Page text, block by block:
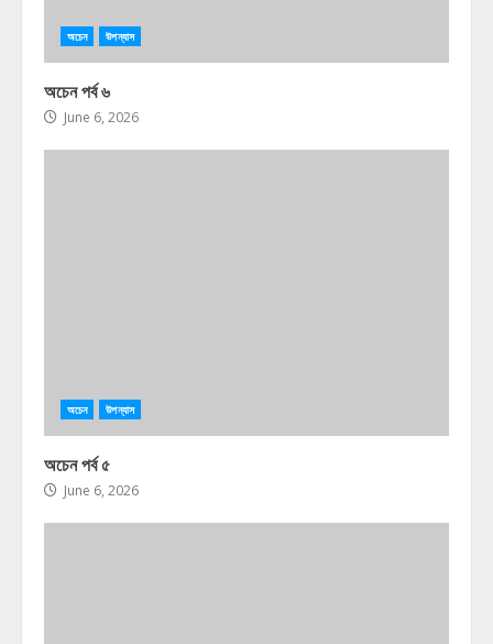
অচেন উপন্যাস
অচেন পর্ব ৬
June 6, 2026
অচেন উপন্যাস
অচেন পর্ব ৫
June 6, 2026